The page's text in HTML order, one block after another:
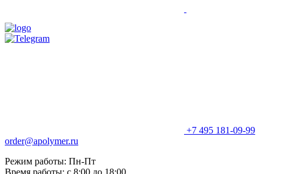
+7 495 181-09-99
order@apolymer.ru
Режим работы: Пн-Пт
Время работы: с 8:00 до 18:00